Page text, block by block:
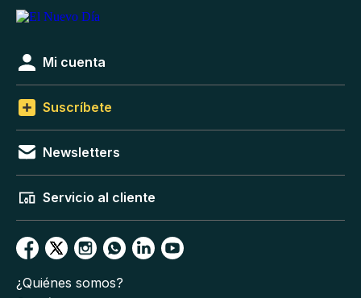
Mi cuenta
Suscríbete
Newsletters
Servicio al cliente
¿Quiénes somos?